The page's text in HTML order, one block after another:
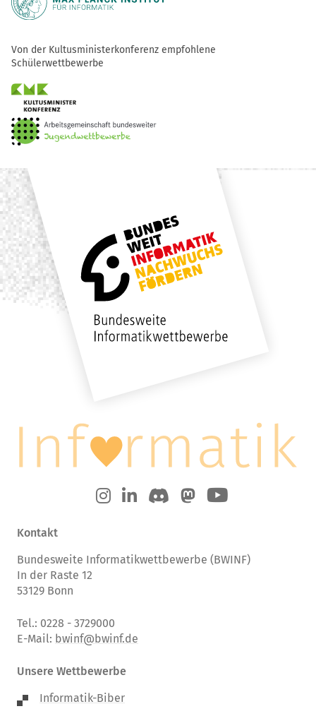
Von der Kultusministerkonferenz empfohlene
Schülerwettbewerbe
Kontakt
Bundesweite Informatikwettbewerbe (BWINF)
In der Raste 12
53129 Bonn
Tel.: 0228 - 3729000
E-Mail: bwinf@bwinf.de
Unsere Wettbewerbe
Informatik-Biber